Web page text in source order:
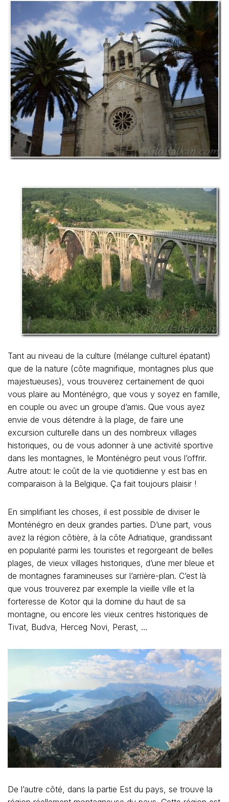
Tant au niveau de la culture (mélange culturel épatant)
que de la nature (côte magnifique, montagnes plus que
majestueuses), vous trouverez certainement de quoi
vous plaire au Monténégro, que vous y soyez en famille,
en couple ou avec un groupe d’amis. Que vous ayez
envie de vous détendre à la plage, de faire une
excursion culturelle dans un des nombreux villages
historiques, ou de vous adonner à une activité sportive
dans les montagnes, le Monténégro peut vous l’offrir.
Autre atout: le coût de la vie quotidienne y est bas en
comparaison à la Belgique. Ça fait toujours plaisir !
En simplifiant les choses, il est possible de diviser le
Monténégro en deux grandes parties. D’une part, vous
avez la région côtière, à la côte Adriatique, grandissant
en popularité parmi les touristes et regorgeant de belles
plages, de vieux villages historiques, d’une mer bleue et
de montagnes faramineuses sur l’arrière-plan. C’est là
que vous trouverez par exemple la vieille ville et la
forteresse de Kotor qui la domine du haut de sa
montagne, ou encore les vieux centres historiques de
Tivat, Budva, Herceg Novi, Perast, …
De l’autre côté, dans la partie Est du pays, se trouve la